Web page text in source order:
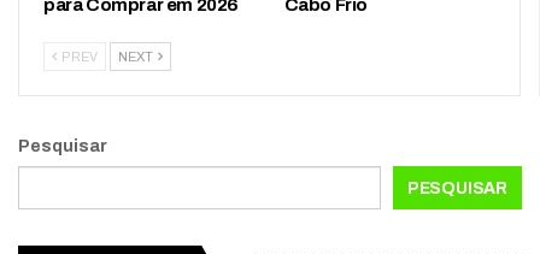
para Comprar em 2026
Cabo Frio
PREV NEXT
Pesquisar
PESQUISAR